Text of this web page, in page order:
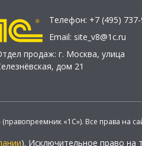
Телефон: +7 (495)
Email: site_v8@1c.ru
продаж: г. Москва, улица
дом 21
«1С»). Все права на
). Исключительное право на